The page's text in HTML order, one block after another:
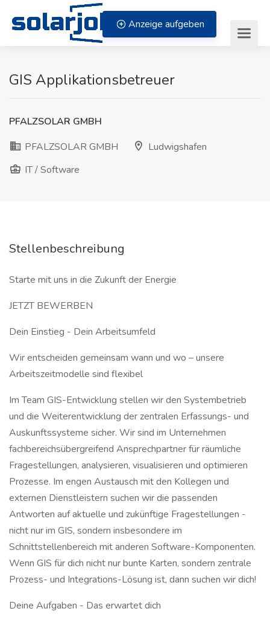
Zum Inhalt springen
Anzeige aufgeben
GIS Applikationsbetreuer
PFALZSOLAR GMBH
PFALZSOLAR GMBH
Ludwigshafen
IT / Software
Stellenbeschreibung
Starte mit uns in die Zukunft der Energie
JETZT BEWERBEN
Dein Einstieg - Dein Arbeitsumfeld
Wir entscheiden gemeinsam wann und wo – unsere
Arbeitszeitmodelle sind flexibel
Im Team GIS-Entwicklung stellen wir den Systembetrieb
und die Weiterentwicklung der zentralen Erfassungs- und
Auskunftssysteme sicher. Wir sind im Unternehmen
fachbereichsübergreifend Ansprechpartner für räumliche
Fragestellungen, analysieren, visualisieren und optimieren
Prozesse. Im engen Austausch mit den Kollegen und
externen Dienstleistern suchen wir die passenden
Antworten auf aktuelle und zukünftige Fragestellungen -
nicht nur im GIS, sondern insbesondere im
Schnittstellenbereich mit anderen Software-Komponenten.
Wenn GIS für dich nicht nur bunte Karten, sondern zentrale
Prozess- und Integrations-Lösung ist, dann suchen wir dich!
Deine Aufgaben - Das erwartet dich